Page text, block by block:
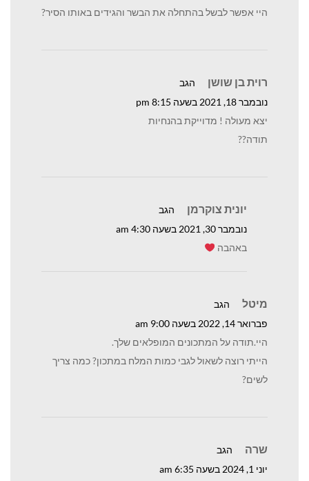
היי אפשר לבשל בהתחלה את הבשר והגידים באותו הסיר?
רוית בן שושן
הגב
נובמבר 18, 2021 בשעה 8:15 pm
יצא מעולה ! מדוייקת בהנחיות
תודה??
יונית צוקרמן
הגב
נובמבר 30, 2021 בשעה 4:30 am
באהבה
מיטל
הגב
פברואר 14, 2022 בשעה 9:00 am
היי.תודה על המתכונים המופלאים שלך.
הייתי רוצה לשאול לגבי כמות המלח במתכון? כמה צריך
לשים?
שרה
הגב
יוני 1, 2024 בשעה 6:35 am